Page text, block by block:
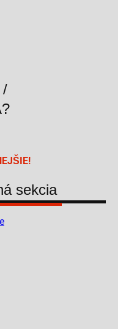
/
sekcia